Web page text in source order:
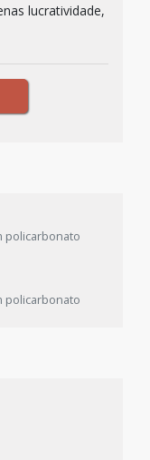
lucratividade,
policarbonato
policarbonato